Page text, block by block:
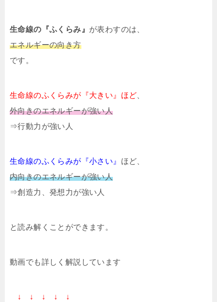
生命線の『ふくらみ』 が表わすのは、
エネルギーの向き方
です。
生命線のふくらみが『大きい』ほど、
外向きのエネルギーが強い人
⇒行動力が強い人
生命線のふくらみが『小さい』 ほど、
内向きのエネルギーが強い人
⇒創造力、発想力が強い人
と読み解くことができます。
動画でも詳しく解説しています
↓ ↓ ↓ ↓ ↓